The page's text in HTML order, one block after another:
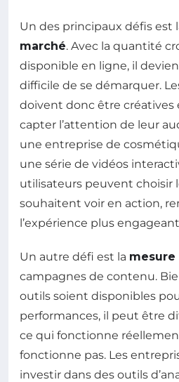
Un des principaux défis est
marché. Avec la quantité
disponible en ligne, il
difficile de se démarquer.
doivent donc être créatives
capter l’attention de leur
une entreprise de
une série de vidéos
utilisateurs peuvent choisir
souhaitent voir en action,
l’expérience plus
Un autre défi est la mesure
campagnes de contenu.
outils soient disponibles
performances, il peut être
ce qui fonctionne
fonctionne pas. Les
investir dans des outils